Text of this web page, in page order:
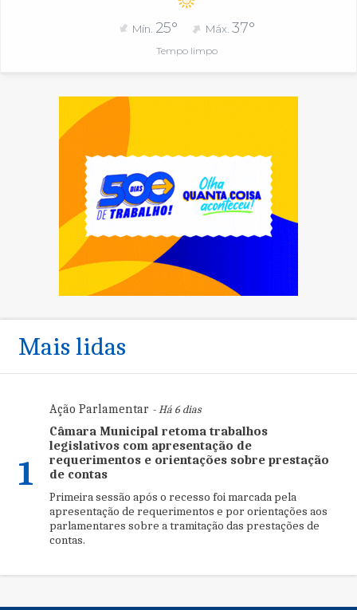
Mín. 25° Máx. 37°
Tempo limpo
Mais lidas
1
Ação Parlamentar - Há 6 dias
Câmara Municipal retoma trabalhos
legislativos com apresentação de
requerimentos e orientações sobre prestação
de contas
Primeira sessão após o recesso foi marcada pela
apresentação de requerimentos e por orientações aos
parlamentares sobre a tramitação das prestações de
contas.